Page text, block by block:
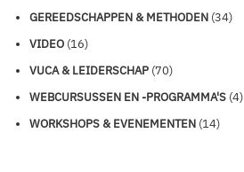
GEREEDSCHAPPEN & METHODEN (34)
VIDEO (16)
VUCA & LEIDERSCHAP (70)
WEBCURSUSSEN EN -PROGRAMMA'S (4)
WORKSHOPS & EVENEMENTEN (14)